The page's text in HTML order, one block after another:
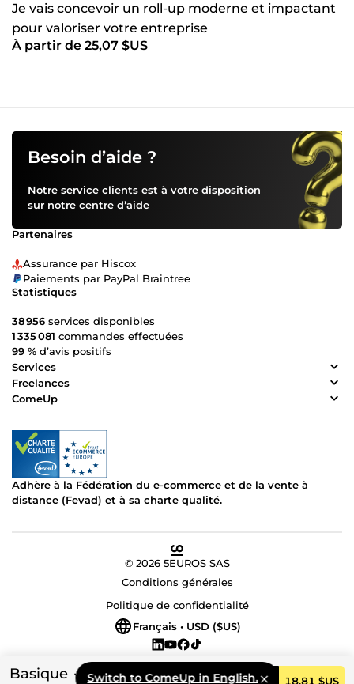
Basique Commander 18,81 $US
Je vais concevoir un roll-up moderne et impactant
pour valoriser votre entreprise
À partir de 25,07 $US
Switch to ComeUp in English.
Besoin d’aide ?
Notre service clients est à votre disposition
sur notre centre d’aide
Partenaires
Assurance par Hiscox
Paiements par PayPal Braintree
Statistiques
38 956 services disponibles
1 335 081 commandes effectuées
99 % d’avis positifs
Services
Freelances
ComeUp
Adhère à la Fédération du e-commerce et de la vente à
distance (Fevad) et à sa charte qualité.
© 2026 5EUROS SAS
Conditions générales
Politique de confidentialité
Français • USD ($US)